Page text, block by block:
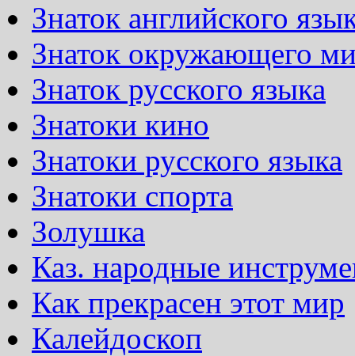
Знаток английского
Знаток окружающего
Знаток русского языка
Знатоки кино
Знатоки русского языка
Знатоки спорта
Золушка
Каз. народные
Как прекрасен этот мир
Калейдоскоп